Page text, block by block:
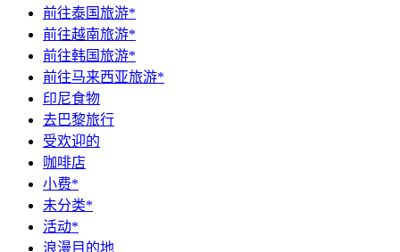
前往泰国旅游*
前往越南旅游*
前往韩国旅游*
前往马来西亚旅游*
印尼食物
去巴黎旅行
受欢迎的
咖啡店
小费*
未分类*
活动*
浪漫目的地